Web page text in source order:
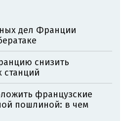
дел Франции
снизить
французские
пошлиной: в чем